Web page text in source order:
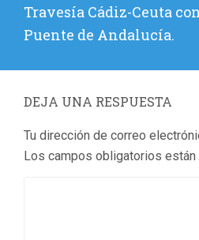
Entrada
siguiente:
Travesía Cádiz-Ceuta
Puente de Andalucía.
DEJA UNA RESPUESTA
Tu dirección de correo
Los campos obligatorios están